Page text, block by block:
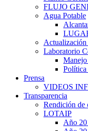
FLUJO
Agua Potable
Actualización
Laboratorio
Prensa
VIDEOS
Transparencia
Rendición de
LOTAIP
Año